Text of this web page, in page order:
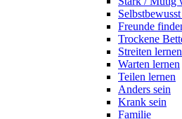
Freunde
Trockene
Streiten lernen
Warten lernen
Teilen lernen
Anders sein
Krank sein
Familie